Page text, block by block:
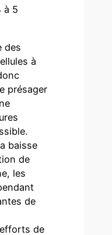
à 5
des
à
présager
baisse
de
les
de
de